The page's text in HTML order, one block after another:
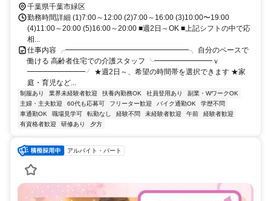
千葉県千葉市緑区
勤務時間詳細 (1)7:00～12:00 (2)7:00～16:00 (3)10:00〜19:00
(4)11:00～20:00 (5)16:00～20:00 ■週2日～OK ■上記シフトの中で応
相...
仕事内容 ╭━━━━━━━━━━━━━━━━━╮ 自分のペースで
働ける 高齢者住宅での介護スタッフ ╰━━━━━━━━ｖ
━━━━━━━━╯ ★週2日～、希望の時間帯を選択できます ★家
庭・育児など...
制服あり 業界未経験者歓迎 扶養内勤務OK 社員登用あり
副業・WワークOK
主婦・主夫歓迎
60代も応募可 フリーター歓迎 バイク通勤OK
学歴不問
車通勤OK
職場見学可 転勤なし 経験不問 未経験者歓迎 午前
経験者歓迎
有資格者歓迎
研修あり 夕方
アルバイト・パート